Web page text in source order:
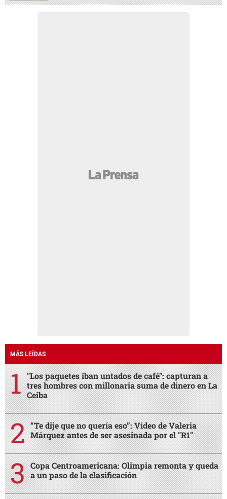
MÁS LEÍDAS
"Los paquetes iban untados de café": capturan a
tres hombres con millonaria suma de dinero en La
Ceiba
“Te dije que no quería eso”: Video de Valeria
Márquez antes de ser asesinada por el "R1"
Copa Centroamericana: Olimpia remonta y queda
a un paso de la clasificación